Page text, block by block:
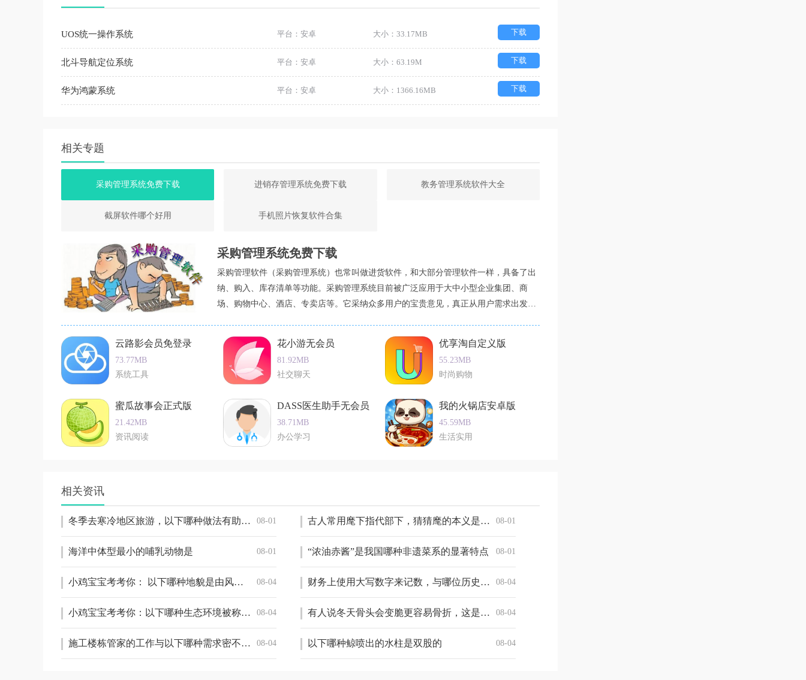
UOS统一操作系统 平台：安卓 大小：33.17MB 下载
北斗导航定位系统 平台：安卓 大小：63.19M 下载
华为鸿蒙系统 平台：安卓 大小：1366.16MB 下载
相关专题
采购管理系统免费下载 进销存管理系统免费下载 教务管理系统软件大全
截屏软件哪个好用 手机照片恢复软件合集
采购管理系统免费下载
采购管理软件（采购管理系统）也常叫做进货软件，和大部分管理软件一样，具备了出
纳、购入、库存清单等功能。采购管理系统目前被广泛应用于大中小型企业集团、商
场、购物中心、酒店、专卖店等。它采纳众多用户的宝贵意见，真正从用户需求出发，
能够确保采购信息的数据安全，缩短数据传输流程。小编很高兴为大家分享一些采购管
理软件中的精品，如易顺
云路影会员免登录
73.77MB
系统工具
花小游无会员
81.92MB
社交聊天
优享淘自定义版
55.23MB
时尚购物
蜜瓜故事会正式版
21.42MB
资讯阅读
DASS医生助手无会员
38.71MB
办公学习
我的火锅店安卓版
45.59MB
生活实用
相关资讯
08-01
冬季去寒冷地区旅游，以下哪种做法有助于缓解冻伤 08-01
古人常用麾下指代部下，猜猜麾的本义是什么
08-01
海洋中体型最小的哺乳动物是 08-01
“浓油赤酱”是我国哪种非遗菜系的显著特点
08-04
小鸡宝宝考考你： 以下哪种地貌是由风力侵蚀作用形成的 08-04
财务上使用大写数字来记数，与哪位历史人物有关
08-04
小鸡宝宝考考你：以下哪种生态环境被称为地球之肺 08-04
有人说冬天骨头会变脆更容易骨折，这是真的吗
08-04
施工楼栋管家的工作与以下哪种需求密不可分 08-04
以下哪种鲸喷出的水柱是双股的